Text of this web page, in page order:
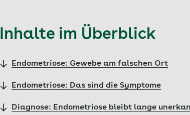
Inhalte im Überblick
Endometriose: Gewebe am falschen Ort
Endometriose: Das sind die Symptome
Diagnose: Endometriose bleibt lange